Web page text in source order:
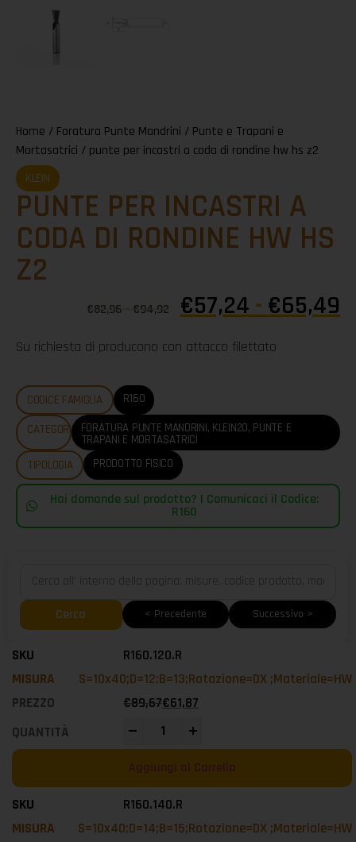
Home / Foratura Punte Mandrini / Punte e Trapani e
Mortasatrici / punte per incastri a coda di rondine hw hs z2
KLEIN
PUNTE PER INCASTRI A
CODA DI RONDINE HW HS
Z2
€82,96-€94,92 €57,24 - €65,49
Su richiesta di producono con attacco filettato
CODICE FAMIGLIA R160
CATEGORIE FORATURA PUNTE MANDRINI, KLEIN20, PUNTE E
TRAPANI E MORTASATRICI
TIPOLOGIA
PRODOTTO FISICO
Hai domande sul prodotto? | Comunicaci il Codice:
R160
Cerca < Precedente Successivo >
R160.120.R
S=10x40;D=12;B=13;Rotazione=DX ;Materiale=HW
€89,67€61,87
Aggiungi al Carrello
R160.140.R
S=10x40;D=14;B=15;Rotazione=DX ;Materiale=HW